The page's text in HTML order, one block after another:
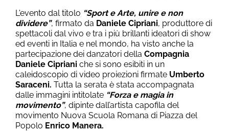
L'evento dal titolo “Sport e Arte, unire e non
dividere”, firmato da Daniele Cipriani, produttore di
spettacoli dal vivo e tra i più brillanti ideatori di show
ed eventi in Italia e nel mondo, ha visto anche la
partecipazione dei danzatori della Compagnia
Daniele Cipriani che si sono esibiti in un
caleidoscopio di video proiezioni firmate Umberto
Saraceni. Tutta la serata è stata accompagnata
dalle immagini intitolate “Forza e magia in
movimento”, dipinte dall’artista capofila del
movimento Nuova Scuola Romana di Piazza del
Popolo Enrico Manera.